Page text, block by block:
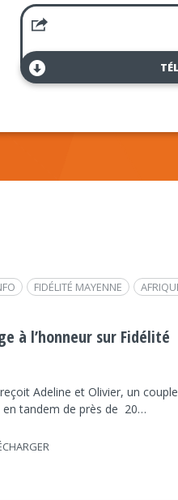
FIDÉLITÉ MAYENNE
TAND'AFRIKA
VÉLO
à l’honneur sur Fidélité
reçoit Adeline et Olivier, un
en tandem de près de 20…